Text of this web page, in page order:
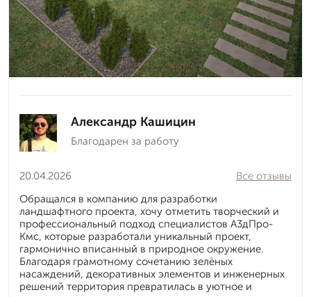
Александр Кашицин
Благодарен за работу
20.04.2026
Все отзывы
Обращался в компанию для разработки
ландшафтного проекта, хочу отметить творческий и
профессиональный подход специалистов А3дПро-
Кмс, которые разработали уникальный проект,
гармонично вписанный в природное окружение.
Благодаря грамотному сочетанию зелёных
насаждений, декоративных элементов и инженерных
решений территория превратилась в уютное и